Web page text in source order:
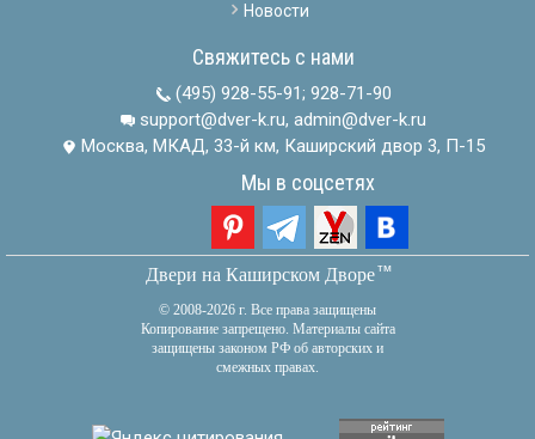
Новости
Свяжитесь с нами
(495) 928-55-91; 928-71-90
support@dver-k.ru, admin@dver-k.ru
Москва, МКАД, 33-й км, Каширский двор 3, П-15
Мы в соцсетях
Двери на Каширском Дворетм
© 2008-2026 г. Все права защищены
Копирование запрещено. Материалы сайта
защищены законом РФ об авторских и
смежных правах.